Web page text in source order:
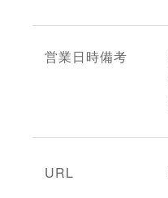
営業日時備考
URL